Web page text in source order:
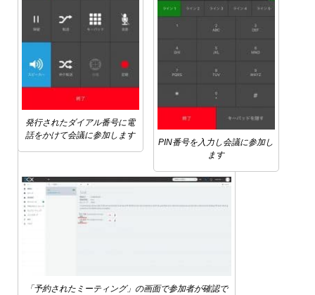
発行されたダイアル番号に電
話をかけて会議に参加します
PIN番号を入力し会議に参加し
ます
「予約されたミーティング」の画面で参加者が確認で